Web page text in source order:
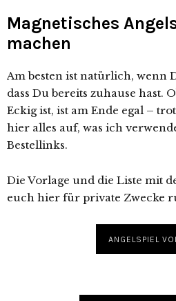
Magnetisches
machen
Am besten ist natürlich, wenn
dass Du bereits zuhause hast.
Eckig ist, ist am Ende egal –
hier alles auf, was ich
Bestellinks.
Die Vorlage und die Liste mit
euch hier für private Zwecke
ANGELSPIEL